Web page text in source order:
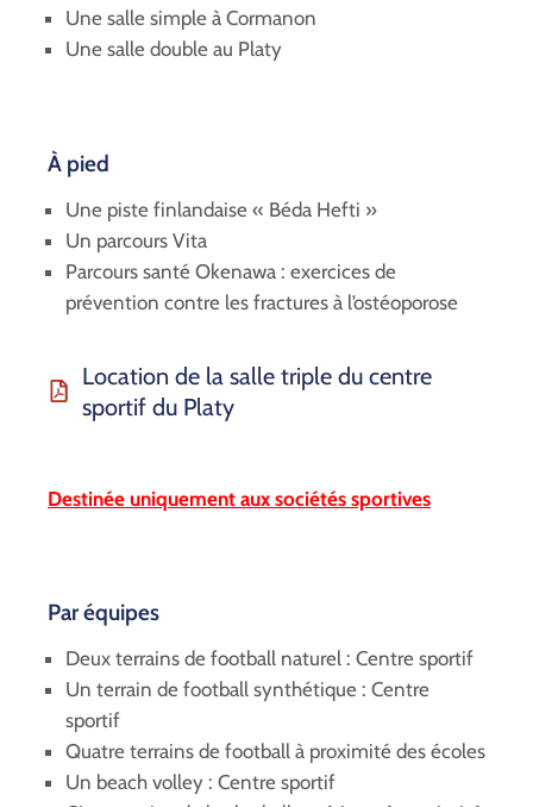
Une salle simple à Cormanon
Une salle double au Platy
À pied
Une piste finlandaise « Béda Hefti »
Un parcours Vita
Parcours santé Okenawa : exercices de
prévention contre les fractures à l’ostéoporose
Location de la salle triple du centre
sportif du Platy
Destinée uniquement aux sociétés sportives
Par équipes
Deux terrains de football naturel : Centre sportif
Un terrain de football synthétique : Centre
sportif
Quatre terrains de football à proximité des écoles
Un beach volley : Centre sportif